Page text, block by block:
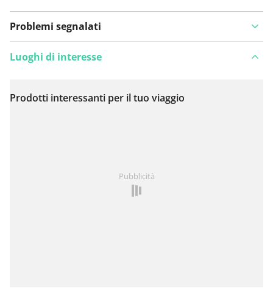
Problemi segnalati
Visualizza sulla mappa
Luoghi di interesse
Prodotti interessanti per il tuo viaggio
Pubblicità